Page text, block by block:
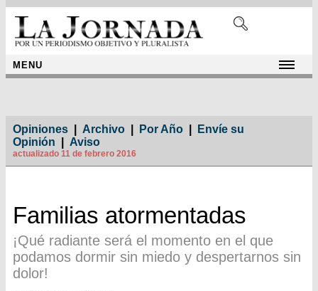
MENU
Opiniones Archivo Por Año
Envíe su
Opinión
Aviso
actualizado 11 de febrero 2016
Familias atormentadas
¡Qué radiante será el momento en el que
podamos dormir sin miedo y despertarnos sin
dolor!